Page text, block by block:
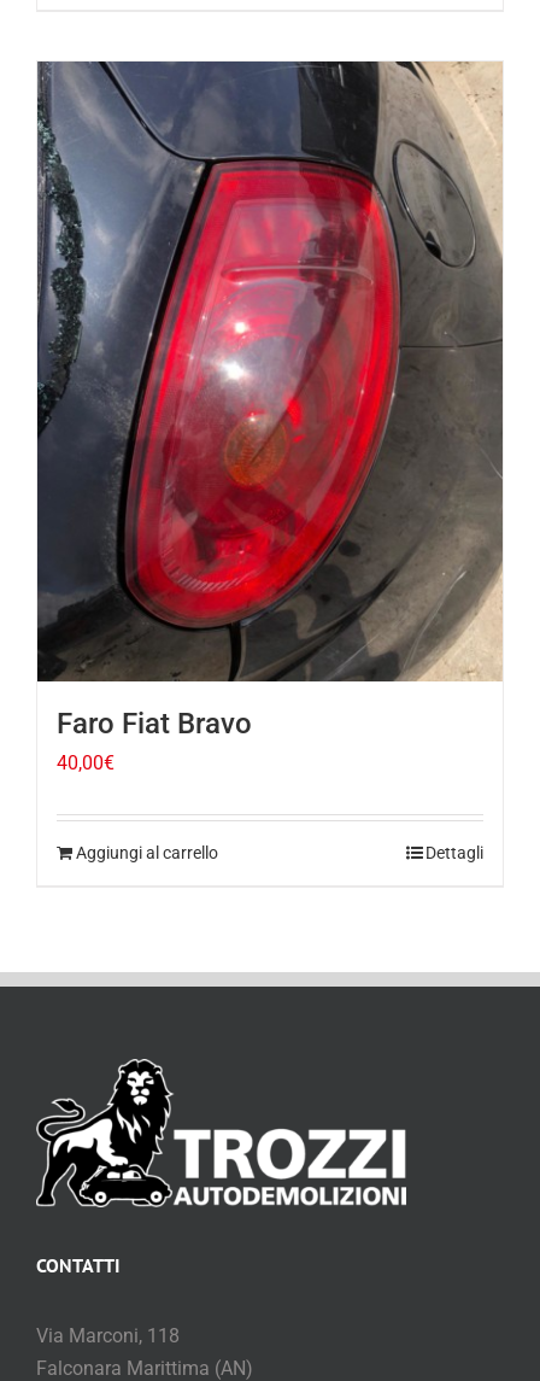
Faro Fiat Bravo
40,00€
Aggiungi al carrello Dettagli
CONTATTI
Via Marconi, 118
Falconara Marittima (AN)